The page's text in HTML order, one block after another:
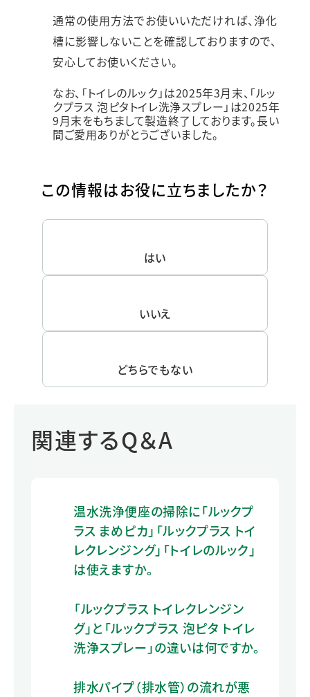
通常の使用方法でお使いいただければ、浄化
槽に影響しないことを確認しておりますので、
安心してお使いください。
なお、「トイレのルック」は2025年3月末、「ルッ
クプラス 泡ピタトイレ洗浄スプレー」は2025年
9月末をもちまして製造終了しております。長い
間ご愛用ありがとうございました。
この情報はお役に立ちましたか？
はい
いいえ
どちらでもない
関連するQ＆A
温水洗浄便座の掃除に「ルックプ
ラス まめピカ」「ルックプラス トイ
レクレンジング」「トイレのルック」
は使えますか。
「ルックプラス トイレクレンジン
グ」と「ルックプラス 泡ピタ トイレ
洗浄スプレー」の違いは何ですか。
排水パイプ（排水管）の流れが悪